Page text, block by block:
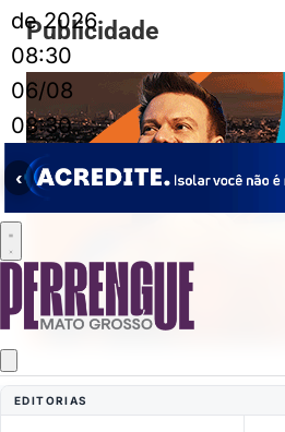
de 2026
08:30
06/08
08:30
‹
EDITORIAS
Publicidade
Mais lidas